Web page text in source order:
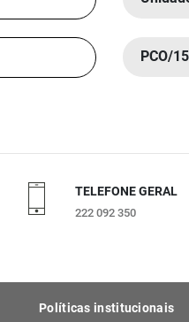
PCO/
TELEFONE GERAL
222 092 350
Políticas institucionais